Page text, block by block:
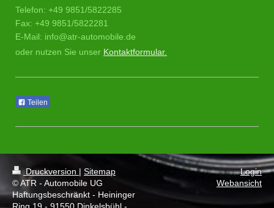
Telefon: +49 9851/5822285
Fax: +49 9851/5822281
E-Mail: info@atr-automobile.de
oder nutzen Sie unser Kontaktformular.
Teilen
Druckversion | Sitemap
© ATR - Automobile UG
Haftungsbeschränkt - Heininger
Ring 19 - 91550 Dinkelsbühl -
Login
Webansicht